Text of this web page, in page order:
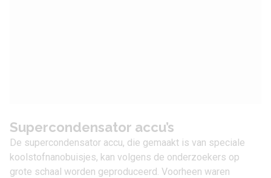
Supercondensator accu’s
De supercondensator accu, die gemaakt is van speciale
koolstofnanobuisjes, kan volgens de onderzoekers op
grote schaal worden geproduceerd. Voorheen waren